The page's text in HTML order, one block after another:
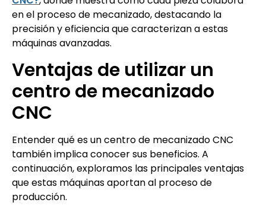
en el proceso de mecanizado, destacando la
precisión y eficiencia que caracterizan a estas
máquinas avanzadas.
Ventajas de utilizar un
centro de mecanizado
CNC
Entender qué es un centro de mecanizado CNC
también implica conocer sus beneficios. A
continuación, exploramos las principales ventajas
que estas máquinas aportan al proceso de
producción.